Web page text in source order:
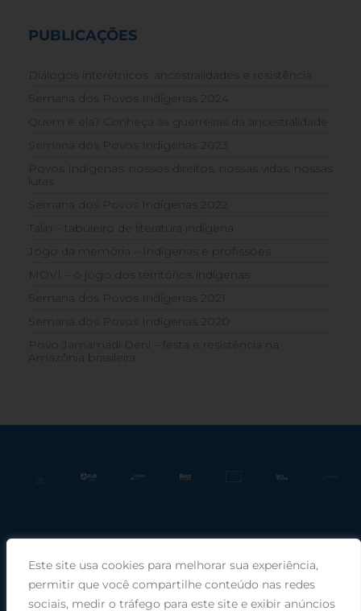
Este site usa cookies para melhorar sua experiência,
permitir que você compartilhe conteúdo nas redes
sociais, medir o tráfego para este site e exibir anúncios
PUBLICAÇÕES
Diálogos interétnicos: ancestralidades e resistência
Semana dos Povos Indígenas 2024
Quem é ela? Conheça as guerreiras da ancestralidade
Semana dos Povos Indígenas 2023
Povos Indígenas: nossos direitos, nossas vidas, nossas
lutas
Semana dos Povos Indígenas 2022
Talin – tabuleiro de literatura indígena
Jogo da memória – Indígenas e profissões
MOVÍ – o jogo dos territórios indígenas
Semana dos Povos Indígenas 2021
Semana dos Povos Indígenas 2020
Povo Jamamadi Deni – festa e resistência na
Amazônia brasileira
Praça Rui Barbosa, 220, sala 66, Porto Alegre, RS, 90030-100 |
Telefone: (51) 99949-1120